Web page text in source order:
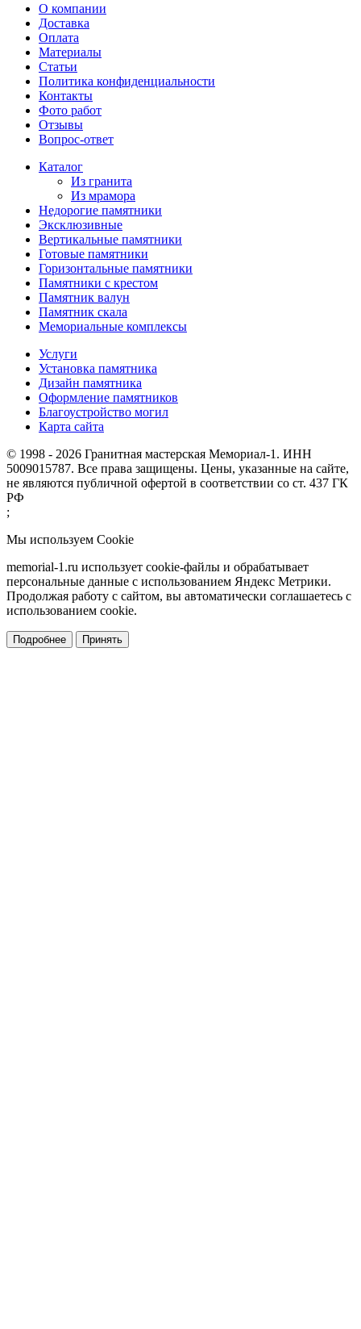
О компании
Доставка
Оплата
Материалы
Статьи
Политика конфиденциальности
Контакты
Фото работ
Отзывы
Вопрос-ответ
Каталог
Из гранита
Из мрамора
Недорогие памятники
Эксклюзивные
Вертикальные памятники
Готовые памятники
Горизонтальные памятники
Памятники с крестом
Памятник валун
Памятник скала
Мемориальные комплексы
Услуги
Установка памятника
Дизайн памятника
Оформление памятников
Благоустройство могил
Карта сайта
© 1998 - 2026 Гранитная мастерская Мемориал-1. ИНН
5009015787. Все права защищены. Цены, указанные на сайте,
не являются публичной офертой в соответствии со ст. 437 ГК
РФ
;
Мы используем Cookie
memorial-1.ru использует cookie-файлы и обрабатывает
персональные данные с использованием Яндекс Метрики.
Продолжая работу с сайтом, вы автоматически соглашаетесь с
использованием cookie.
Подробнее Принять